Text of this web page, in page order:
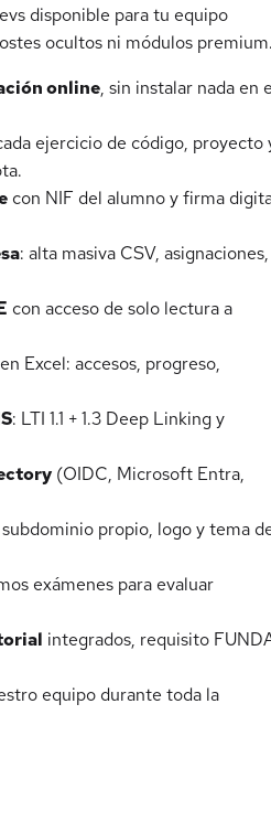
disponible para tu equipo
ocultos ni módulos
online, sin instalar nada en
ejercicio de código, proyecto
con NIF del alumno y firma
: alta masiva CSV, asignaciones,
con acceso de solo lectura a
en Excel: accesos, progreso,
: LTI 1.1 + 1.3 Deep Linking y
(OIDC, Microsoft Entra,
subdominio propio, logo y tema
exámenes para evaluar
integrados, requisito
equipo durante toda la